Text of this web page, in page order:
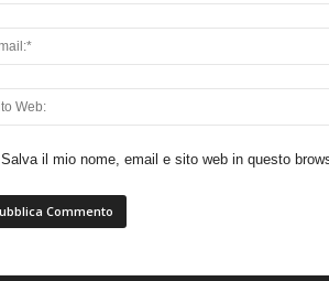
Salva il mio nome, email e sito web in questo